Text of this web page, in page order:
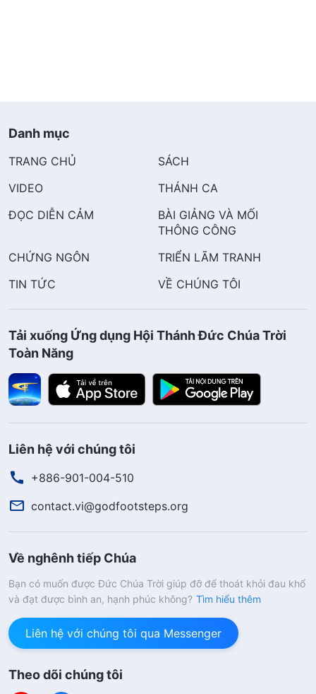
Danh mục
TRANG CHỦ
SÁCH
VIDEO
THÁNH CA
ĐỌC DIỄN CẢM
BÀI GIẢNG VÀ MỐI
THÔNG CÔNG
CHỨNG NGÔN
TRIỂN LÃM TRANH
TIN TỨC
VỀ CHÚNG TÔI
Tải xuống Ứng dụng Hội Thánh Đức Chúa Trời
Toàn Năng
Liên hệ với chúng tôi
+886-901-004-510
contact.vi@godfootsteps.org
Về nghênh tiếp Chúa
Bạn có muốn được Đức Chúa Trời giúp đỡ để thoát khỏi đau khổ
và đạt được bình an, hạnh phúc không? Tìm hiểu thêm
Liên hệ với chúng tôi qua Messenger
Theo dõi chúng tôi